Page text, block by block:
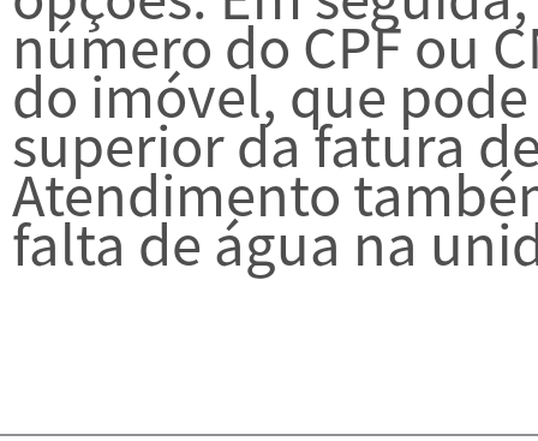
número do CPF ou
do imóvel, que
superior da fatura
Atendimento
falta de água na